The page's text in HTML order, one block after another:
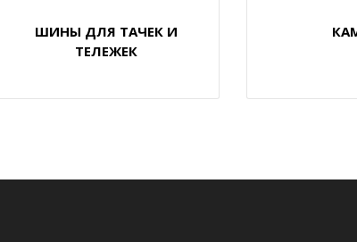
ШИНЫ ДЛЯ ТАЧЕК И
ТЕЛЕЖЕК